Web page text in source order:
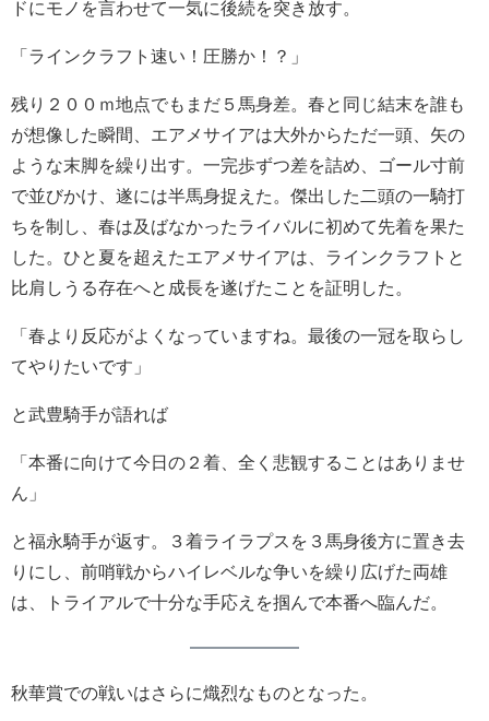
ドにモノを言わせて一気に後続を突き放す。
「ラインクラフト速い！圧勝か！？」
残り２００ｍ地点でもまだ５馬身差。春と同じ結末を誰も
が想像した瞬間、エアメサイアは大外からただ一頭、矢の
ような末脚を繰り出す。一完歩ずつ差を詰め、ゴール寸前
で並びかけ、遂には半馬身捉えた。傑出した二頭の一騎打
ちを制し、春は及ばなかったライバルに初めて先着を果た
した。ひと夏を超えたエアメサイアは、ラインクラフトと
比肩しうる存在へと成長を遂げたことを証明した。
「春より反応がよくなっていますね。最後の一冠を取らし
てやりたいです」
と武豊騎手が語れば
「本番に向けて今日の２着、全く悲観することはありませ
ん」
と福永騎手が返す。３着ライラプスを３馬身後方に置き去
りにし、前哨戦からハイレベルな争いを繰り広げた両雄
は、トライアルで十分な手応えを掴んで本番へ臨んだ。
秋華賞での戦いはさらに熾烈なものとなった。